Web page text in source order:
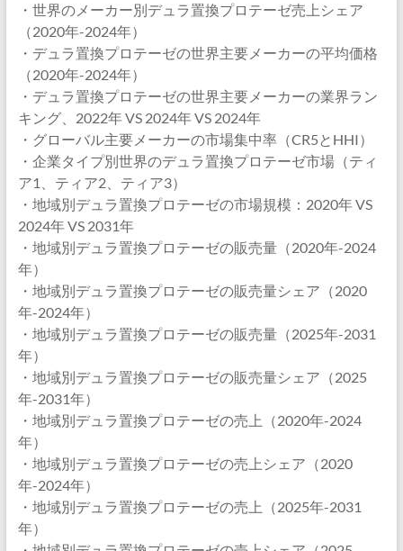
・世界のメーカー別デュラ置換プロテーゼ売上シェア
（2020年-2024年）
・デュラ置換プロテーゼの世界主要メーカーの平均価格
（2020年-2024年）
・デュラ置換プロテーゼの世界主要メーカーの業界ラン
キング、2022年 VS 2024年 VS 2024年
・グローバル主要メーカーの市場集中率（CR5とHHI）
・企業タイプ別世界のデュラ置換プロテーゼ市場（ティ
ア1、ティア2、ティア3）
・地域別デュラ置換プロテーゼの市場規模：2020年 VS
2024年 VS 2031年
・地域別デュラ置換プロテーゼの販売量（2020年-2024
年）
・地域別デュラ置換プロテーゼの販売量シェア（2020
年-2024年）
・地域別デュラ置換プロテーゼの販売量（2025年-2031
年）
・地域別デュラ置換プロテーゼの販売量シェア（2025
年-2031年）
・地域別デュラ置換プロテーゼの売上（2020年-2024
年）
・地域別デュラ置換プロテーゼの売上シェア（2020
年-2024年）
・地域別デュラ置換プロテーゼの売上（2025年-2031
年）